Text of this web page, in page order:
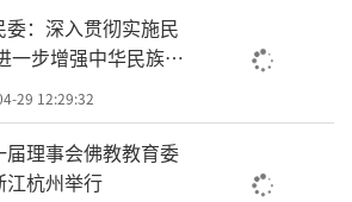
：深入贯彻实施民
一步增强中华民族凝
29 12:29:32
理事会佛教教育委
江杭州举行